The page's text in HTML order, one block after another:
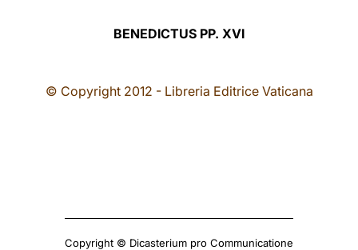
BENEDICTUS PP. XVI
© Copyright 2012 - Libreria Editrice Vaticana
Copyright © Dicasterium pro Communicatione